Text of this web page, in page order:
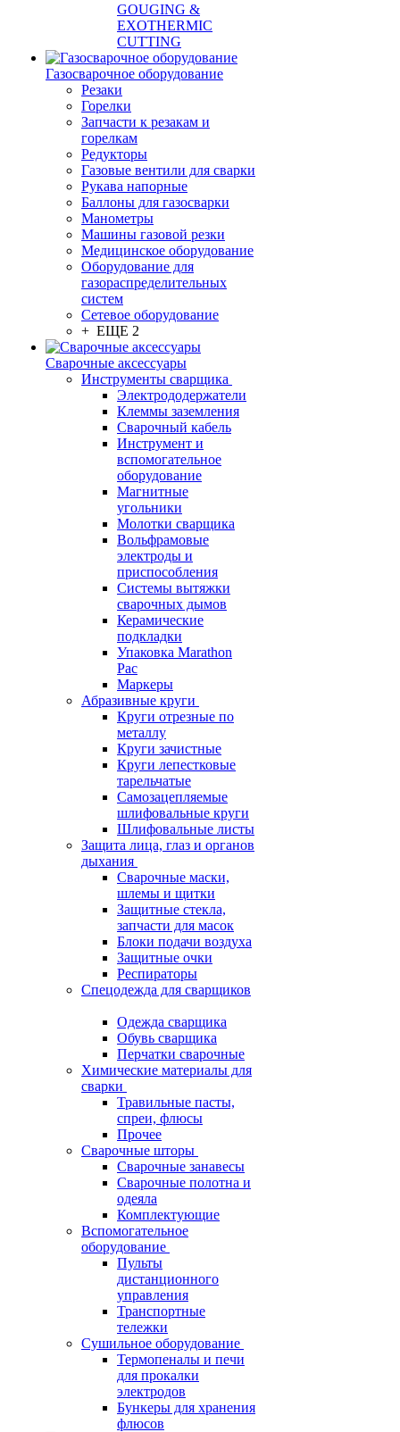
GOUGING &
EXOTHERMIC
CUTTING
Газосварочное оборудование
Резаки
Горелки
Запчасти к резакам и
горелкам
Редукторы
Газовые вентили для сварки
Рукава напорные
Баллоны для газосварки
Манометры
Машины газовой резки
Медицинское оборудование
Оборудование для
газораспределительных
систем
Сетевое оборудование
+ ЕЩЕ 2
Сварочные аксессуары
Инструменты сварщика
Электрододержатели
Клеммы заземления
Сварочный кабель
Инструмент и
вспомогательное
оборудование
Магнитные
угольники
Молотки сварщика
Вольфрамовые
электроды и
приспособления
Системы вытяжки
сварочных дымов
Керамические
подкладки
Упаковка Marathon
Pac
Маркеры
Абразивные круги
Круги отрезные по
металлу
Круги зачистные
Круги лепестковые
тарельчатые
Самозацепляемые
шлифовальные круги
Шлифовальные листы
Защита лица, глаз и органов
дыхания
Сварочные маски,
шлемы и щитки
Защитные стекла,
запчасти для масок
Блоки подачи воздуха
Защитные очки
Респираторы
Спецодежда для сварщиков
Одежда сварщика
Обувь сварщика
Перчатки сварочные
Химические материалы для
сварки
Травильные пасты,
спреи, флюсы
Прочее
Сварочные шторы
Сварочные занавесы
Сварочные полотна и
одеяла
Комплектующие
Вспомогательное
оборудование
Пульты
дистанционного
управления
Транспортные
тележки
Сушильное оборудование
Термопеналы и печи
для прокалки
электродов
Бункеры для хранения
флюсов